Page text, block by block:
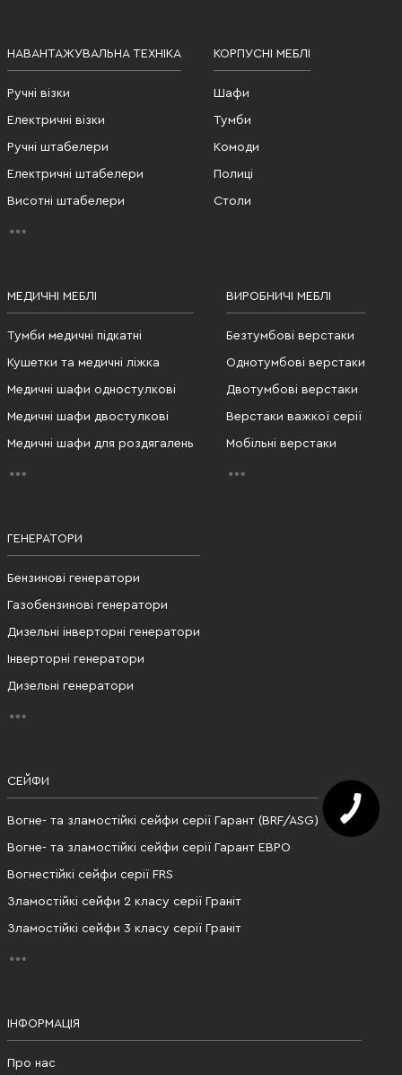
НАВАНТАЖУВАЛЬНА ТЕХНІКА
Ручні візки
Електричні візки
Ручні штабелери
Електричні штабелери
Висотні штабелери
КОРПУСНІ МЕБЛІ
Шафи
Тумби
Комоди
Полиці
Столи
МЕДИЧНІ МЕБЛІ
Тумби медичні підкатні
Кушетки та медичні ліжка
Медичні шафи одностулкові
Медичні шафи двостулкові
Медичні шафи для роздягалень
ВИРОБНИЧІ МЕБЛІ
Безтумбові верстаки
Однотумбові верстаки
Двотумбові верстаки
Верстаки важкої серії
Мобільні верстаки
ГЕНЕРАТОРИ
Бензинові генератори
Газобензинові генератори
Дизельні інверторні генератори
Інверторні генератори
Дизельні генератори
СЕЙФИ
Вогне- та зламостійкі сейфи серії Гарант (BRF/ASG)
Вогне- та зламостійкі сейфи серії Гарант ЕВРО
Вогнестійкі сейфи серії FRS
Зламостійкі сейфи 2 класу серії Граніт
Зламостійкі сейфи 3 класу серії Граніт
ІНФОРМАЦІЯ
Про нас